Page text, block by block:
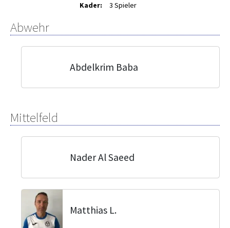
Kader:
3 Spieler
Abwehr
Abdelkrim Baba
Mittelfeld
Nader Al Saeed
Matthias L.